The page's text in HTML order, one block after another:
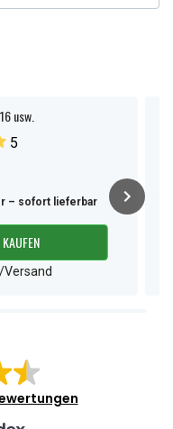
usw.
5
– sofort lieferbar
KAUFEN